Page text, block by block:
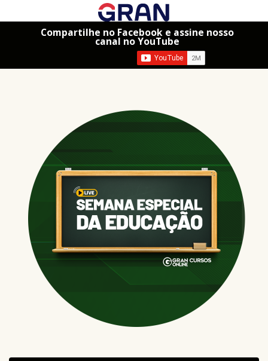
Compartilhe no Facebook e assine nosso
canal no YouTube